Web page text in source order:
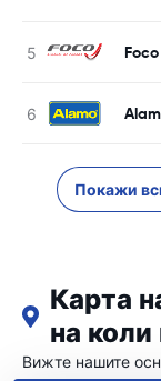
Foco
Покажи
Карта
на
Вижте нашите